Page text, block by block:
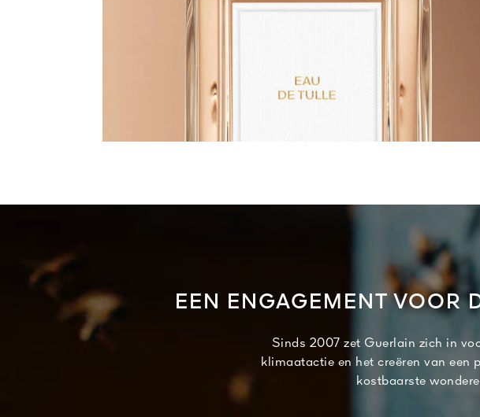
EEN ENGAGEMENT VOOR
Sinds 2007 zet Guerlain zich in
klimaatactie en het creëren van een
kostbaarste